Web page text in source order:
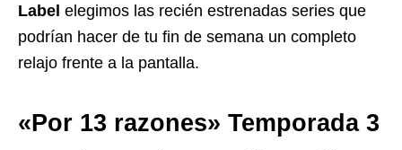
Label elegimos las recién estrenadas series que
podrían hacer de tu fin de semana un completo
relajo frente a la pantalla.
«Por 13 razones» Temporada 3